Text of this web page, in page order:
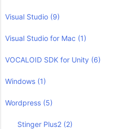
Visual Studio (9)
Visual Studio for Mac (1)
VOCALOID SDK for Unity (6)
Windows (1)
Wordpress (5)
Stinger Plus2 (2)